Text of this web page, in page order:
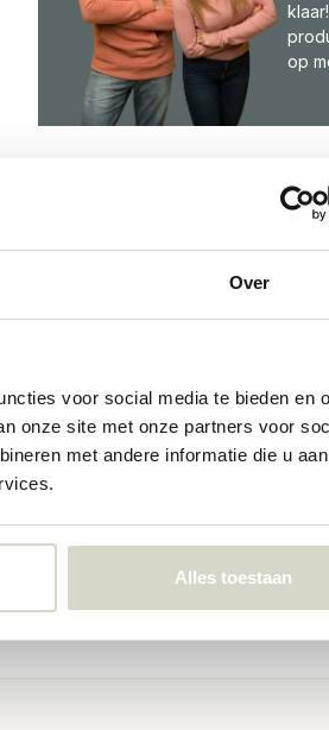
Over
voor social media te bieden en
onze site met onze partners voor
met andere informatie die u
Alles toestaan
op